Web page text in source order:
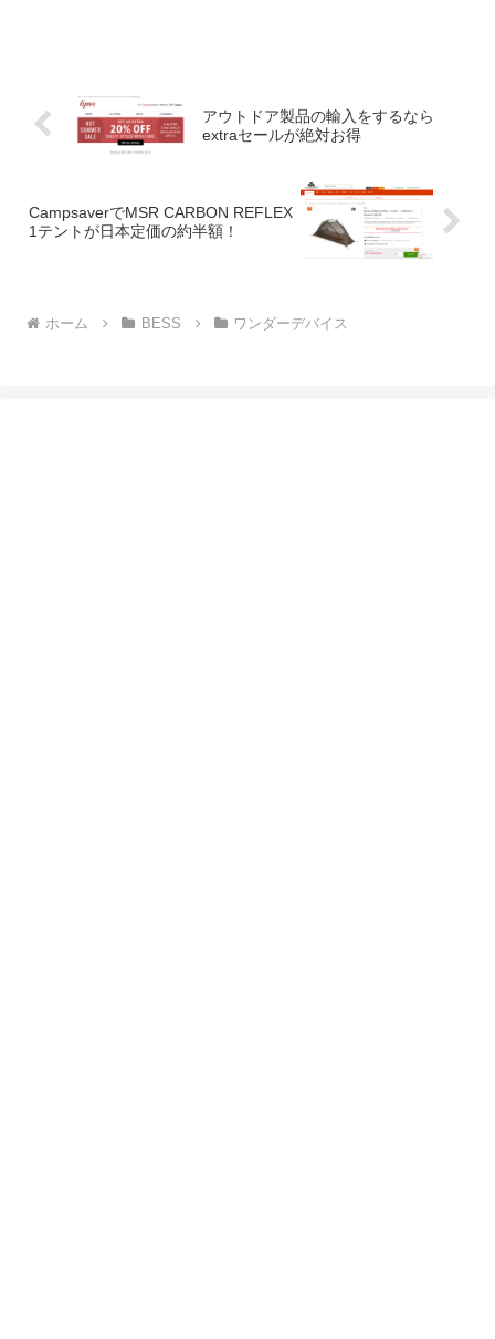
アウトドア製品の輸入をするなら
extraセールが絶対お得
CampsaverでMSR CARBON REFLEX
1テントが日本定価の約半額！
ホーム BESS ワンダーデバイス